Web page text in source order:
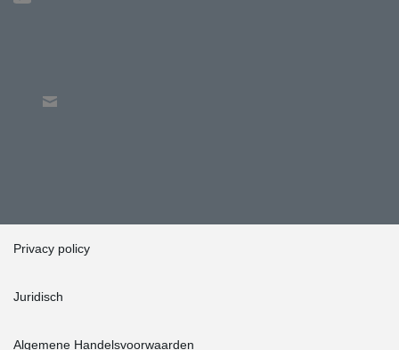
Privacy policy
Juridisch
Algemene Handelsvoorwaarden